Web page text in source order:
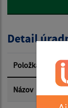
Popis:
Dátum
Dátum
Detail
Položka
Názov